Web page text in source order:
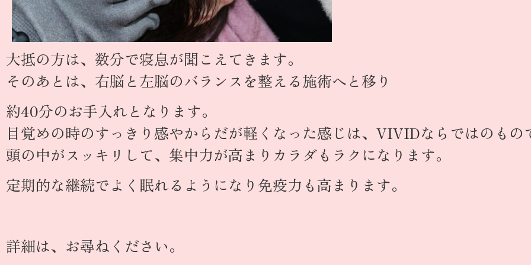
大抵の方は、数分で寝息が聞こえてきます。
そのあとは、右脳と左脳のバランスを整える施術へと移り
約40分のお手入れとなります。
目覚めの時のすっきり感やからだが軽くなった感じは、VIVIDならではのもの
頭の中がスッキリして、集中力が高まりカラダもラクになります。
定期的な継続でよく眠れるようになり免疫力も高まります。
詳細は、お尋ねください。